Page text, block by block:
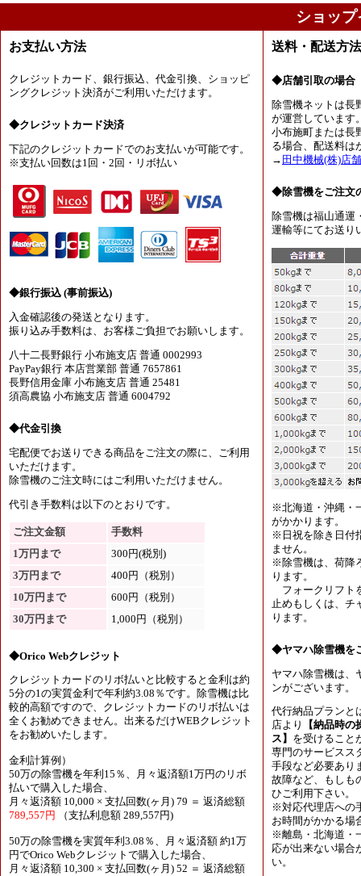
ショッ
お支払い方法
クレジットカード、銀行振込、代金引換、ショッピ
ングクレジット決済がご利用いただけます。
◆クレジットカード決済
下記のクレジットカードでのお支払いが可能です。
※支払い回数は1回・2回・リボ払い
◆銀行振込 (事前振込)
入金確認後の発送となります。
振り込み手数料は、お客様ご負担でお願いします。
八十二長野銀行 小布施支店 普通 0002993
PayPay銀行 本店営業部 普通 7657861
長野信用金庫 小布施支店 普通 25481
須高農協 小布施支店 普通 6004792
◆代金引換
宅配便でお送りできる商品をご注文の際に、ご利用
いただけます。
除雪機のご注文時にはご利用いただけません。
代引き手数料は以下のとおりです。
ご注文金額
手数料
1万円まで
300円(税別)
3万円まで
400円（税別）
10万円まで
600円（税別）
30万円まで
1,000円（税別）
◆Orico Webクレジット
クレジットカードのリボ払いと比較すると金利は約
5分の1の実質金利で年利約3.08％です。除雪機は比
較的高額ですので、クレジットカードのリボ払いは
全くお勧めできません。出来るだけWEBクレジット
をお勧めいたします。
金利計算例）
50万の除雪機を年利15％、月々返済額1万円のリボ
払いで購入した場合、
月々返済額 10,000 × 支払回数(ヶ月) 79 ＝ 返済総額
789,557円
（支払利息額 289,557円)
50万の除雪機を実質年利3.08％、月々返済額 約1万
円でOrico Webクレジットで購入した場合、
月々返済額 10,300 × 支払回数(ヶ月) 52 ＝ 返済総額
送料・配送方
◆店舗引取の場合
除雪機ネットは長
が運営しています
小布施町または長
る場合、配送料は
→ 田中機械(株)店
◆除雪機をご注文
除雪機は福山通運
運輸等にてお送り
※北海道・沖縄・
がかかります。
※日祝を除き日付
ません。
※除雪機は、荷降
ります。
フォークリフト
止めもしくは、チ
ります。
◆ヤマハ除雪機を
ヤマハ除雪機は、
ンがございます。
代行納品プランと
店より
【納品時
ス】 を受けること
専門のサービスス
手段など必要あり
故障など、もしも
ひご利用下さい。
※対応代理店への
お時間がかかる場
※離島・北海道・
応が出来ない場合
い。